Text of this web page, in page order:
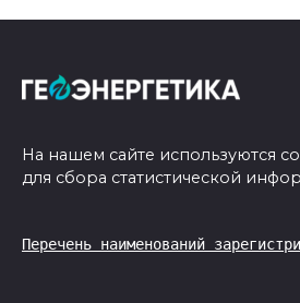
На нашем сайте используются
для сбора статистической
Перечень наименований